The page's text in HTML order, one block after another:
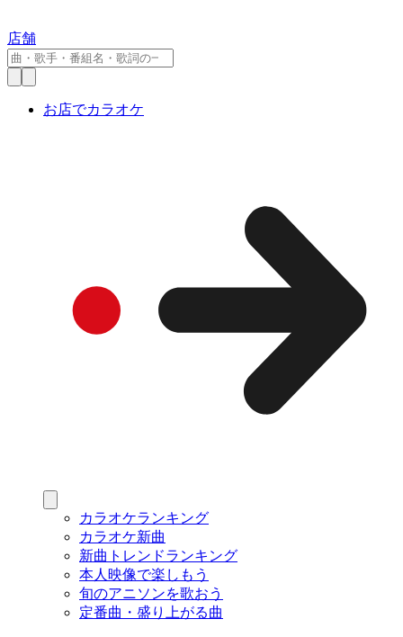
店舗
お店でカラオケ
カラオケランキング
カラオケ新曲
新曲トレンドランキング
本人映像で楽しもう
旬のアニソンを歌おう
定番曲・盛り上がる曲